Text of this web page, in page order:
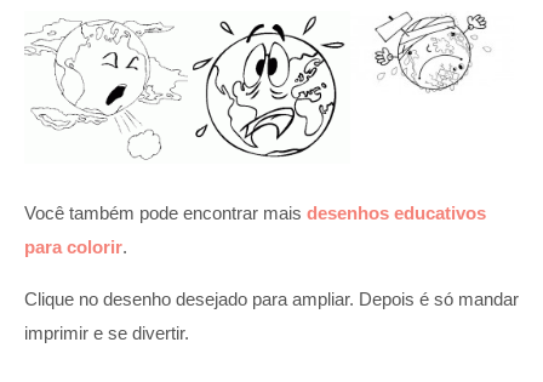
Você também pode encontrar mais desenhos educativos
para colorir.
Clique no desenho desejado para ampliar. Depois é só mandar
imprimir e se divertir.